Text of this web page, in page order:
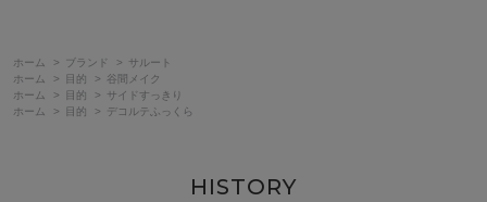
ホーム > ブランド >
サルート
ホーム
> 目的 >
谷間メイク
ホーム
> 目的 >
サイドすっきり
ホーム
> 目的 > デコルテふっくら
HISTORY